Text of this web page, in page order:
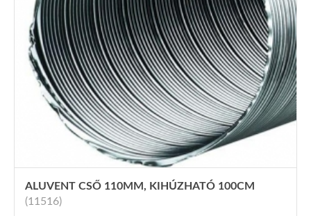
ALUVENT CSŐ 110MM, KIHÚZHATÓ 100CM
(11516)